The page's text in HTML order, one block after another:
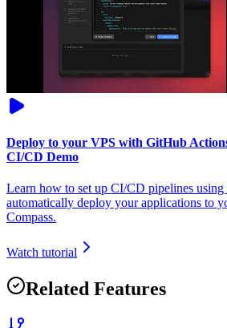
Deploy to your VPS with GitHub
CI/CD Demo
Learn how to set up CI/CD pipelines
automatically deploy your applications to
Compass.
Watch tutorial
Related Features